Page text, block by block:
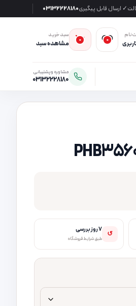
✓ ارسال قابل پیگیری03132228180
0
0
سبد خرید
مشاهده سبد
مشاوره و پشتیبانی
03132228180
↺ ۷ روز بررسی
طبق شرایط فروشگاه